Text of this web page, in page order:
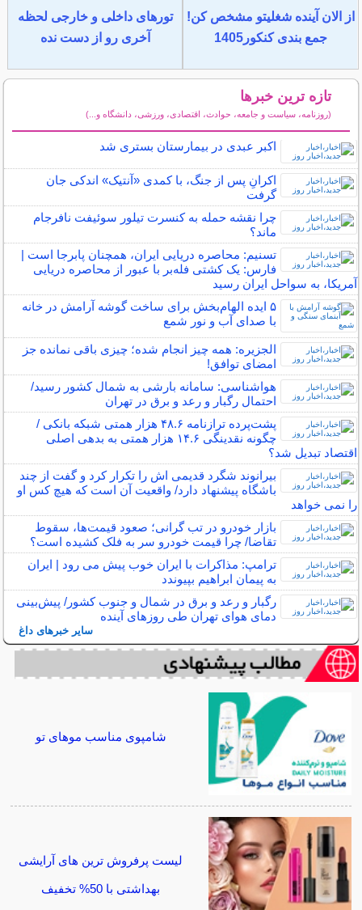
از الان آینده شغلیتو مشخص کن!
جمع بندی کنکور1405
تورهای داخلی و خارجی لحظه
آخری رو از دست نده
تازه ترین خبرها
(روزنامه، سیاست و جامعه، حوادث، اقتصادی، ورزشی، دانشگاه و...)
اکبر عبدی در بیمارستان بستری شد
اکرانِ پس از جنگ، با کمدی‌ «آنتیک» اندکی جان
گرفت
چرا نقشه حمله به کنسرت تیلور سوئیفت نافرجام
ماند؟
تسنیم: محاصره دریایی ایران، همچنان پابرجا است |
فارس: یک کشتی فله‌بر با عبور از محاصره دریایی
آمریکا، به سواحل ایران رسید
۵ ایده الهام‌بخش برای ساخت گوشه آرامش در خانه
با صدای آب و نور شمع
الجزیره: همه چیز انجام شده؛ چیزی باقی نمانده جز
امضای توافق!
هواشناسی: سامانه بارشی به شمال کشور رسید/
احتمال رگبار و رعد و برق در تهران
پشت‌پرده ترازنامه ۴۸.۶ هزار همتی شبکه بانکی /
چگونه نقدینگی ۱۴.۶ هزار همتی به بدهی اصلی
اقتصاد تبدیل شد؟
بیرانوند شگرد قدیمی اش را تکرار کرد و گفت از چند
باشگاه پیشنهاد دارد/ واقعیت آن است که هیچ کس او
را نمی خواهد
بازار خودرو در تب گرانی؛ صعود قیمت‌ها، سقوط
تقاضا/ چرا قیمت خودرو سر به فلک کشیده است؟
ترامپ: مذاکرات با ایران خوب پیش می رود | ایران
به پیمان ابراهیم بپیوندد
رگبار و رعد و برق در شمال و جنوب کشور/ پیش‌بینی
دمای هوای تهران طی روزهای آینده
سایر خبرهای داغ
شامپوی مناسب موهای تو
لیست پرفروش ترین های آرایشی
بهداشتی با 50% تخفیف